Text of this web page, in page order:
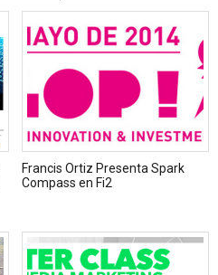
Francis Ortiz Presenta Spark
Compass en Fi2